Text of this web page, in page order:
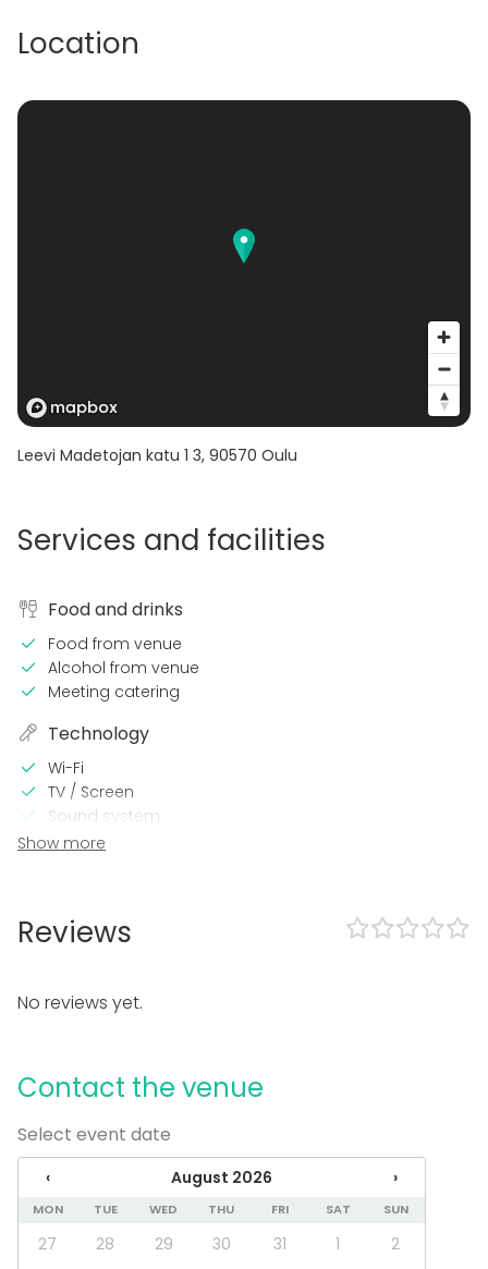
Location
Leevi Madetojan katu 1 3, 90570 Oulu
Services and facilities
Food and drinks
Food from venue
Alcohol from venue
Meeting catering
Technology
Wi-Fi
TV / Screen
Sound system
Event types
Wedding
Spa / Wellness / Sauna
Conference / Seminar
Recreation
Experience / Activity
Christmas Party
Multi-purpose event space
Private dining room
Show more
Reviews
No reviews yet.
Contact the venue
Select event date
‹ August 2026 ›
MON TUE WED THU FRI SAT SUN
27 28 29 30 31 1
2